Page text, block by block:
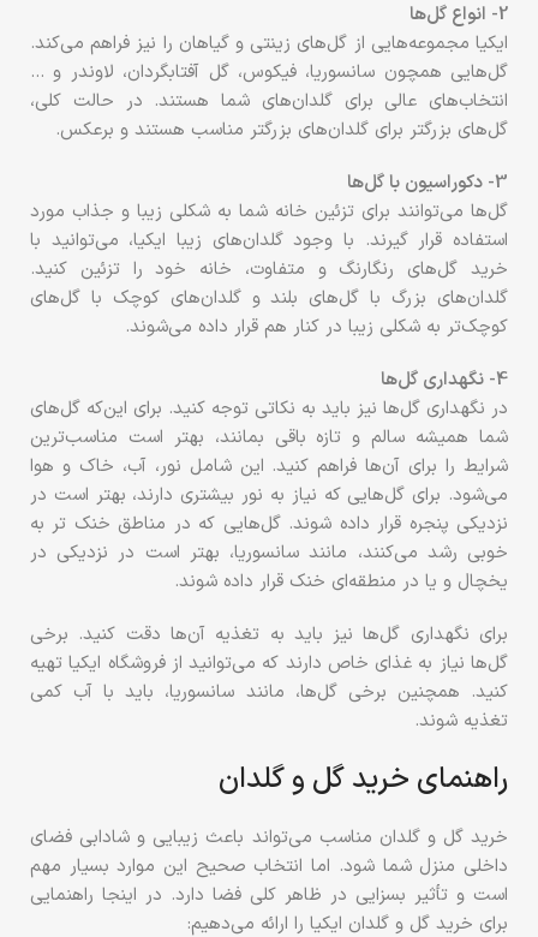
2- انواع گل‌ها
ایکیا مجموعه‌هایی از گل‌های زینتی و گیاهان را نیز فراهم می‌کند.
گل‌هایی همچون سانسوریا، فیکوس، گل آفتابگردان، لاوندر و …
انتخاب‌های عالی برای گلدان‌های شما هستند. در حالت کلی،
گل‌های بزرگتر برای گلدان‌های بزرگتر مناسب هستند و برعکس.
3- دکوراسیون با گل‌ها
گل‌ها می‌توانند برای تزئین خانه شما به شکلی زیبا و جذاب مورد
استفاده قرار گیرند. با وجود گلدان‌های زیبا ایکیا، می‌توانید با
خرید گل‌های رنگارنگ و متفاوت، خانه خود را تزئین کنید.
گلدان‌های بزرگ با گل‌های بلند و گلدان‌های کوچک با گل‌های
کوچک‌تر به شکلی زیبا در کنار هم قرار داده می‌شوند.
4- نگهداری گل‌ها
در نگهداری گل‌ها نیز باید به نکاتی توجه کنید. برای این‌که گل‌های
شما همیشه سالم و تازه باقی بمانند، بهتر است مناسب‌ترین
شرایط را برای آن‌ها فراهم کنید. این شامل نور، آب، خاک و هوا
می‌شود. برای گل‌هایی که نیاز به نور بیشتری دارند، بهتر است در
نزدیکی پنجره قرار داده شوند. گل‌هایی که در مناطق خنک تر به
خوبی رشد می‌کنند، مانند سانسوریا، بهتر است در نزدیکی در
یخچال و یا در منطقه‌ای خنک قرار داده شوند.
برای نگهداری گل‌ها نیز باید به تغذیه آن‌ها دقت کنید. برخی
گل‌ها نیاز به غذای خاص دارند که می‌توانید از فروشگاه ایکیا تهیه
کنید. همچنین برخی گل‌ها، مانند سانسوریا، باید با آب کمی
تغذیه شوند.
راهنمای خرید گل و گلدان
خرید گل و گلدان مناسب می‌تواند باعث زیبایی و شادابی فضای
داخلی منزل شما شود. اما انتخاب صحیح این موارد بسیار مهم
است و تأثیر بسزایی در ظاهر کلی فضا دارد. در اینجا راهنمایی
برای خرید گل و گلدان ایکیا را ارائه می‌دهیم: